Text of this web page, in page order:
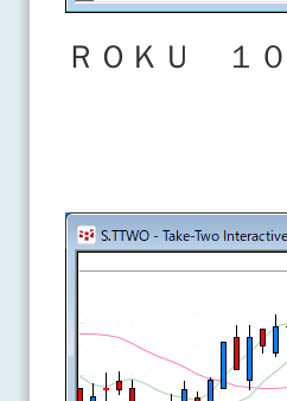
ＲＯＫＵ １